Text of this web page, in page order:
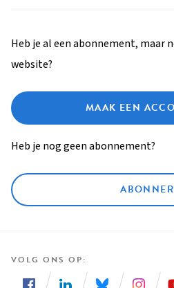
Heb je al een abonnement, maar
website?
MAAK EEN
Heb je nog geen abonnement?
VOLG ONS OP